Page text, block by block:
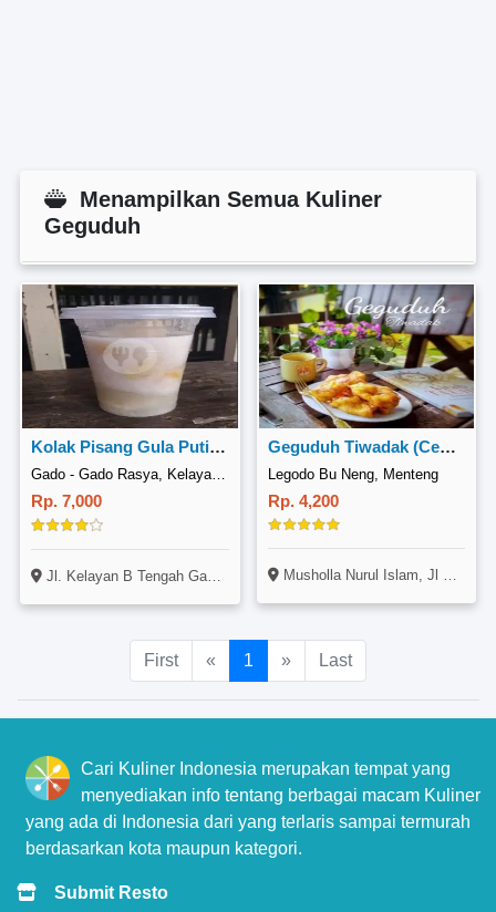
Menampilkan Semua Kuliner
Geguduh
Kolak Pisang Gula Putih / Geguduh Benyalam
Gado - Gado Rasya, Kelayan B
Rp. 7,000
Jl. Kelayan B Tengah Gang. Setia Rahman No. 49, Kelayan Tengah, Banjarmasin Selatan, Banjarmasin
Geguduh Tiwadak (Cempedak Goreng)
Legodo Bu Neng, Menteng
Rp. 4,200
Musholla Nurul Islam, Jl Menteng Jaya Rt 12 Rw 09, Menteng, Jakarta (Kontrakan Pak Haji)
First « 1 » Last
Cari Kuliner Indonesia merupakan tempat yang
menyediakan info tentang berbagai macam Kuliner
yang ada di Indonesia dari yang terlaris sampai termurah
berdasarkan kota maupun kategori.
Submit Resto